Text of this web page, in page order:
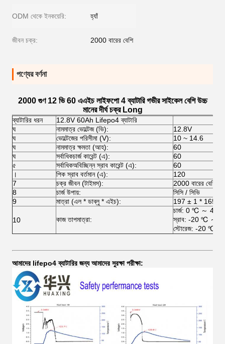
ODM থেকে ইনকয়েরি: হ্যাঁ
জীবন চক্র: 2000 বারের বেশি
পণ্যের বর্ণনা
2000 গুণ 12 ভি 60 এএইচ লাইফপো 4 ব্যাটারি গভীর সাইকেল বেশি উচ্চ
মানের দীর্ঘ চক্র Long
ব্যাটারির ধরন
12.8V 60Ah Lifepo4 ব্যাটারি
ঘ
নামমাত্র ভোল্টেজ (ভি):
12.8V
ঘ
ভোল্টেজের পরিসীমা (V):
10 ~ 14.6
ঘ
নামমাত্র ক্ষমতা (আহ):
60
ঘ
সর্বাধিকচার্জ কারেন্ট (এ):
60
৫
সর্বাধিকঅবিচ্ছিন্ন স্রাব কারেন্ট (এ):
60
।
পিক স্রাব বর্তমান (এ):
120
7
চক্র জীবন (টাইমস):
2000 বারের বেশি
8
চার্জ উপায়:
সিসি / সিভি
9
মাত্রা (এল * ডাব্লু * এইচ): 197 ± 1 * 165 ±
10 কাজ তাপমাত্রা:
চার্জ: 0 ℃ ～ 45
স্রাব: -20 ℃ ～
স্টোরেজ: -20 ℃
আমাদের lifepo4 ব্যাটারির জন্য আমাদের সুরক্ষা পরীক্ষা: